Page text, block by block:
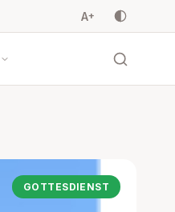
A+
GOTTESDIENST